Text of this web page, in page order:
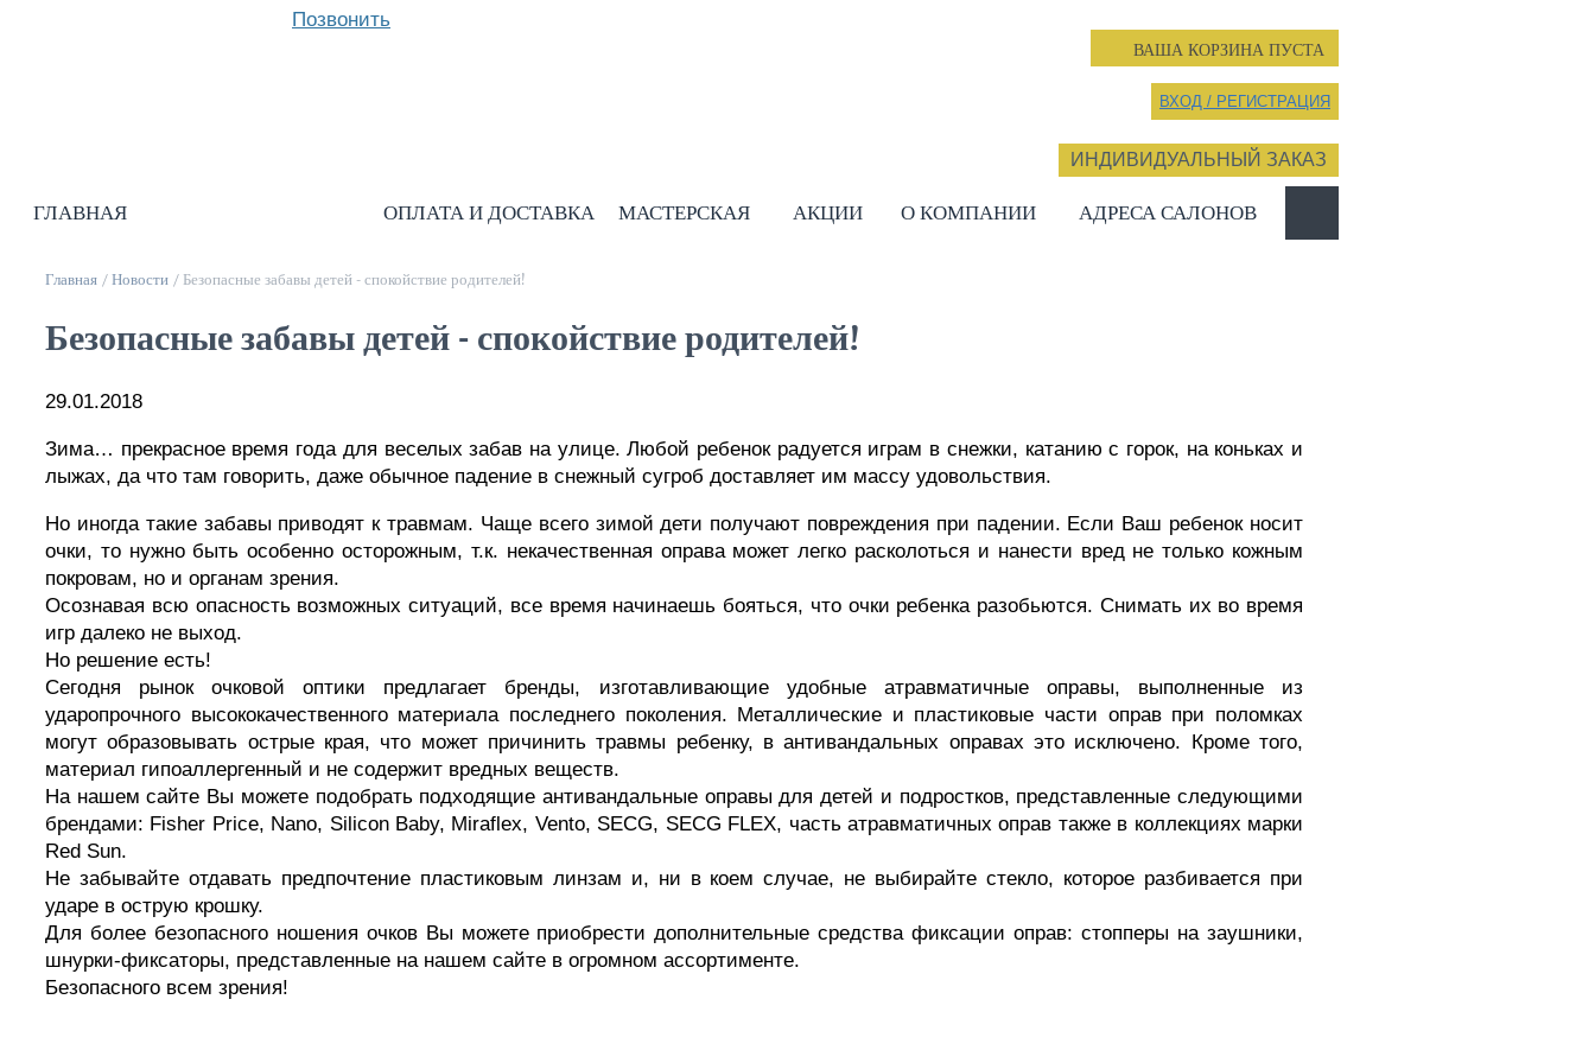
Позвонить
ВАША КОРЗИНА ПУСТА
ВХОД / РЕГИСТРАЦИЯ
ИНДИВИДУАЛЬНЫЙ ЗАКАЗ
ГЛАВНАЯ ОПЛАТА И ДОСТАВКА МАСТЕРСКАЯ АКЦИИ О КОМПАНИИ АДРЕСА САЛОНОВ
Главная / Новости / Безопасные забавы детей - спокойствие родителей!
Безопасные забавы детей - спокойствие родителей!
29.01.2018
Зима… прекрасное время года для веселых забав на улице. Любой ребенок радуется играм в снежки, катанию с горок, на коньках и
лыжах, да что там говорить, даже обычное падение в снежный сугроб доставляет им массу удовольствия.
Но иногда такие забавы приводят к травмам. Чаще всего зимой дети получают повреждения при падении. Если Ваш ребенок носит
очки, то нужно быть особенно осторожным, т.к. некачественная оправа может легко расколоться и нанести вред не только кожным
покровам, но и органам зрения.
Осознавая всю опасность возможных ситуаций, все время начинаешь бояться, что очки ребенка разобьются. Снимать их во время
игр далеко не выход.
Но решение есть!
Сегодня рынок очковой оптики предлагает бренды, изготавливающие удобные атравматичные оправы, выполненные из
ударопрочного высококачественного материала последнего поколения. Металлические и пластиковые части оправ при поломках
могут образовывать острые края, что может причинить травмы ребенку, в антивандальных оправах это исключено. Кроме того,
материал гипоаллергенный и не содержит вредных веществ.
На нашем сайте Вы можете подобрать подходящие антивандальные оправы для детей и подростков, представленные следующими
брендами: Fisher Price, Nano, Silicon Baby, Miraflex, Vento, SECG, SECG FLEX, часть атравматичных оправ также в коллекциях марки
Red Sun.
Не забывайте отдавать предпочтение пластиковым линзам и, ни в коем случае, не выбирайте стекло, которое разбивается при
ударе в острую крошку.
Для более безопасного ношения очков Вы можете приобрести дополнительные средства фиксации оправ: стопперы на заушники,
шнурки-фиксаторы, представленные на нашем сайте в огромном ассортименте.
Безопасного всем зрения!